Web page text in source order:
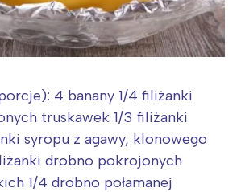
4 banany 1/4 filiżanki
truskawek 1/3 filiżanki
syropu z agawy, klonowego
drobno pokrojonych
1/4 drobno połamanej